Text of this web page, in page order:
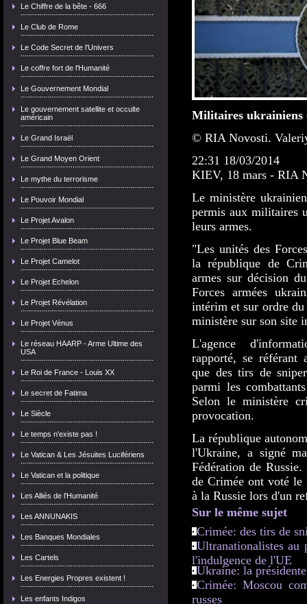
Le Chiffre de la bête - 666
Le Club de Rome
Le Code Secret de l'Univers
Le coffre fort de l'Humanité
Le Gouvernement Mondial
Le gouvernement satellite et occulte
américain
Le Grand Israël
Le Grand Moyen Orient
Le mythe du terrorisme
Le Pouvoir Mondial
Le Projet Avalon
Le Projet Blue Beam
Le Projet Camelot
Le Projet Echelon
Le Projet Révélation
Le Projet Vénus
Le réseau HAARP - Arme Ultime des
USA
Le Roi de France - Louis XX
Le secret de Fatima
Le Siècle
Le temps n'existe pas !
Le Vatican & Les Jésuites Lucifériens
Le Vatican et la politique
Les Alliés de l'Humanité
Les ANNUNAKIS
Les Banques Mondiales
Les Cartels
Les Energies Propres existent !
Les enfants Indigos
Militaires ukrainiens
© RIA Novosti.
22:31 18/03/2014
KIEV, 18 mars - RIA
Le ministère
permis aux militaires
leurs armes.
"Les unités des
la république de
armes sur décision
Forces armées
intérim et sur ordre
ministère sur son site
L'agence
rapporté, se référant
que des tirs de
parmi les
Selon le ministère
provocation.
La république
l'Ukraine, a signé
Fédération de
de Crimée ont voté le
à la Russie lors d'un
Sur le même sujet
Crimée: des tirs de
Ultranationalistes au
l'indulgence de l'UE
Ukraine: la
Crimée: Moscou
russes